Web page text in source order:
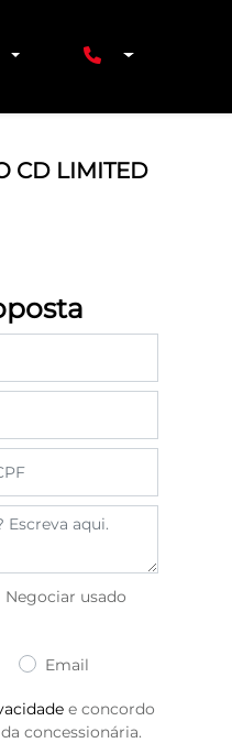
CD LIMITED
Negociar usado
Email
e concordo
concessionária.